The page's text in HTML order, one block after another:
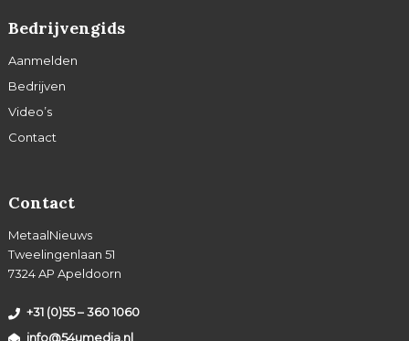
Bedrijvengids
Aanmelden
Bedrijven
Video’s
Contact
Contact
MetaalNieuws
Tweelingenlaan 51
7324 AP Apeldoorn
+31 (0)55 – 360 1060
info@54umedia.nl